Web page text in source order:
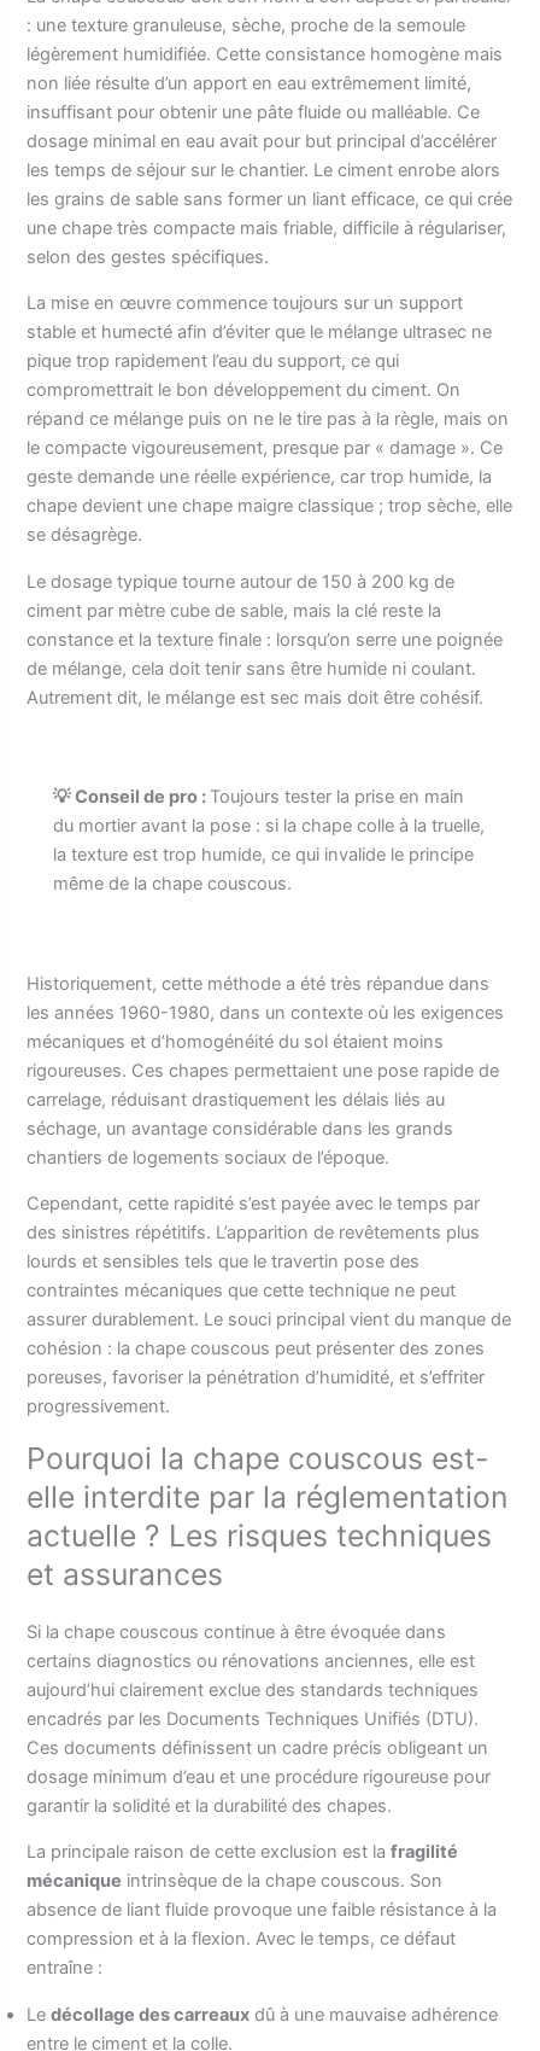
: une texture granuleuse, sèche, proche de la semoule
légèrement humidifiée. Cette consistance homogène mais
non liée résulte d’un apport en eau extrêmement limité,
insuffisant pour obtenir une pâte fluide ou malléable. Ce
dosage minimal en eau avait pour but principal d’accélérer
les temps de séjour sur le chantier. Le ciment enrobe alors
les grains de sable sans former un liant efficace, ce qui crée
une chape très compacte mais friable, difficile à régulariser,
selon des gestes spécifiques.
La mise en œuvre commence toujours sur un support
stable et humecté afin d’éviter que le mélange ultrasec ne
pique trop rapidement l’eau du support, ce qui
compromettrait le bon développement du ciment. On
répand ce mélange puis on ne le tire pas à la règle, mais on
le compacte vigoureusement, presque par « damage ». Ce
geste demande une réelle expérience, car trop humide, la
chape devient une chape maigre classique ; trop sèche, elle
se désagrège.
Le dosage typique tourne autour de 150 à 200 kg de
ciment par mètre cube de sable, mais la clé reste la
constance et la texture finale : lorsqu’on serre une poignée
de mélange, cela doit tenir sans être humide ni coulant.
Autrement dit, le mélange est sec mais doit être cohésif.
💡 Conseil de pro : Toujours tester la prise en main
du mortier avant la pose : si la chape colle à la truelle,
la texture est trop humide, ce qui invalide le principe
même de la chape couscous.
Historiquement, cette méthode a été très répandue dans
les années 1960-1980, dans un contexte où les exigences
mécaniques et d’homogénéité du sol étaient moins
rigoureuses. Ces chapes permettaient une pose rapide de
carrelage, réduisant drastiquement les délais liés au
séchage, un avantage considérable dans les grands
chantiers de logements sociaux de l’époque.
Cependant, cette rapidité s’est payée avec le temps par
des sinistres répétitifs. L’apparition de revêtements plus
lourds et sensibles tels que le travertin pose des
contraintes mécaniques que cette technique ne peut
assurer durablement. Le souci principal vient du manque de
cohésion : la chape couscous peut présenter des zones
poreuses, favoriser la pénétration d’humidité, et s’effriter
progressivement.
Pourquoi la chape couscous est-
elle interdite par la réglementation
actuelle ? Les risques techniques
et assurances
Si la chape couscous continue à être évoquée dans
certains diagnostics ou rénovations anciennes, elle est
aujourd’hui clairement exclue des standards techniques
encadrés par les Documents Techniques Unifiés (DTU).
Ces documents définissent un cadre précis obligeant un
dosage minimum d’eau et une procédure rigoureuse pour
garantir la solidité et la durabilité des chapes.
La principale raison de cette exclusion est lafragilité
mécanique intrinsèque de la chape couscous. Son
absence de liant fluide provoque une faible résistance à la
compression et à la flexion. Avec le temps, ce défaut
entraîne :
Ledécollage des carreaux dû à une mauvaise adhérence
entre le ciment et la colle.